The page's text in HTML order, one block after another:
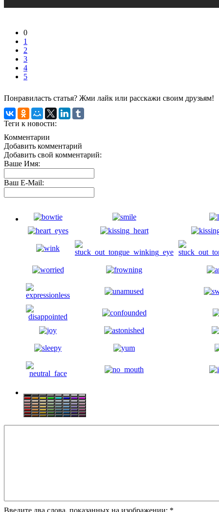
0
1
2
3
4
5
Понравиласть статья? Жми лайк или расскажи своим друзьям!
Теги к новости:
Комментарии
Добавить комментарий
Добавить свой комментарий:
Ваше Имя:
Ваш E-Mail:
Введите два слова, показанных на изображении: *